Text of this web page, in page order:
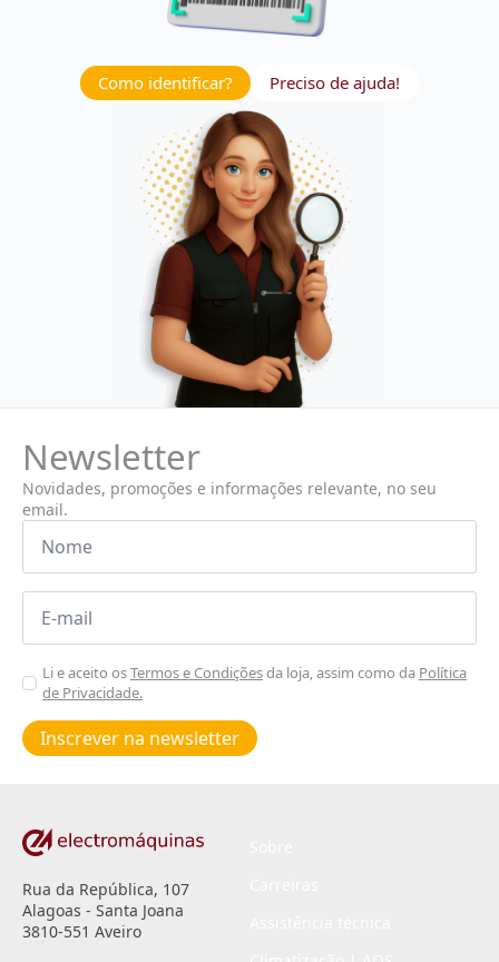
Como identificar? Preciso de ajuda!
Newsletter
Novidades, promoções e informações relevante, no seu
email.
Nome
Email
Aceitar
Poiticas
de
privacidade
Li e aceito osTermos e Condiçõesda loja, assim como da Política
de Privacidade.
Inscrever na newsletter
Rua da República, 107
Alagoas - Santa Joana
3810-551 Aveiro